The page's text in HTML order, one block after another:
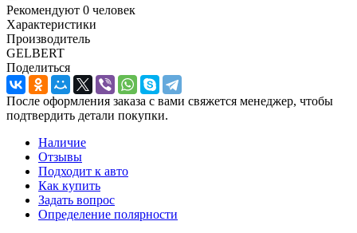
Рекомендуют 0 человек
Характеристики
Производитель
GELBERT
Поделиться
После оформления заказа с вами свяжется менеджер, чтобы
подтвердить детали покупки.
Наличие
Отзывы
Подходит к авто
Как купить
Задать вопрос
Определение полярности